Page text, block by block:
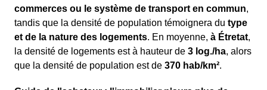
commerces ou le système de transport en commun,
tandis que la densité de population témoignera du type
et de la nature des logements. En moyenne, à Étretat,
la densité de logements est à hauteur de 3 log./ha, alors
que la densité de population est de 370 hab/km².